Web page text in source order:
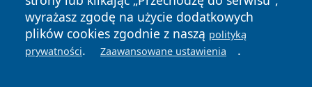
wyrażasz zgodę na użycie dodatkowych
plików cookies zgodnie z naszą polityką
prywatności. Zaawansowane ustawienia .
News Autorzy
Polityka
Polityka